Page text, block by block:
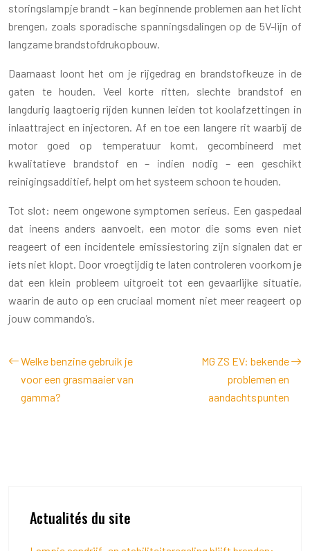
storingslampje brandt – kan beginnende problemen aan het licht
brengen, zoals sporadische spanningsdalingen op de 5V-lijn of
langzame brandstofdrukopbouw.
Daarnaast loont het om je rijgedrag en brandstofkeuze in de
gaten te houden. Veel korte ritten, slechte brandstof en
langdurig laagtoerig rijden kunnen leiden tot koolafzettingen in
inlaattraject en injectoren. Af en toe een langere rit waarbij de
motor goed op temperatuur komt, gecombineerd met
kwalitatieve brandstof en – indien nodig – een geschikt
reinigingsadditief, helpt om het systeem schoon te houden.
Tot slot: neem ongewone symptomen serieus. Een gaspedaal
dat ineens anders aanvoelt, een motor die soms even niet
reageert of een incidentele emissiestoring zijn signalen dat er
iets niet klopt. Door vroegtijdig te laten controleren voorkom je
dat een klein probleem uitgroeit tot een gevaarlijke situatie,
waarin de auto op een cruciaal moment niet meer reageert op
jouw commando’s.
Welke benzine gebruik je
voor een grasmaaier van
gamma?
MG ZS EV: bekende
problemen en
aandachtspunten
Actualités du site